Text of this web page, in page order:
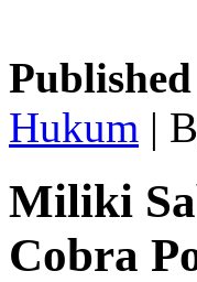
Hukum |
Miliki
Cobra